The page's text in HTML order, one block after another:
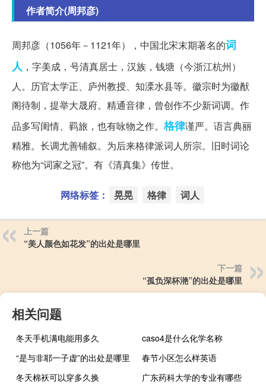
作者简介(周邦彦)
周邦彦（1056年－1121年），中国北宋末期著名的词
人 ，字美成，号清真居士，汉族，钱塘（今浙江杭州）
人。历官太学正、庐州教授、知溧水县等。徽宗时为徽猷
阁待制，提举大晟府。精通音律，曾创作不少新词调。作
品多写闺情、羁旅，也有咏物之作。格律谨严。语言典丽
精雅。长调尤善铺叙。为后来格律派词人所宗。旧时词论
称他为“词家之冠”。有《清真集》传世。
网络标签： 晃晃 格律 词人
上一篇
“美人颜色如花发”的出处是哪里
下一篇
“孤负深杯滟”的出处是哪里
相关问题
冬天手机满电能用多久
caso4是什么化学名称
“是与非耶一子虚”的出处是哪里
春节小区怎么样英语
冬天棉袄可以穿多久换
广东药科大学的专业有哪些